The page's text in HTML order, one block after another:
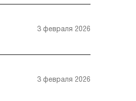
3 февраля 2026
3 февраля 2026